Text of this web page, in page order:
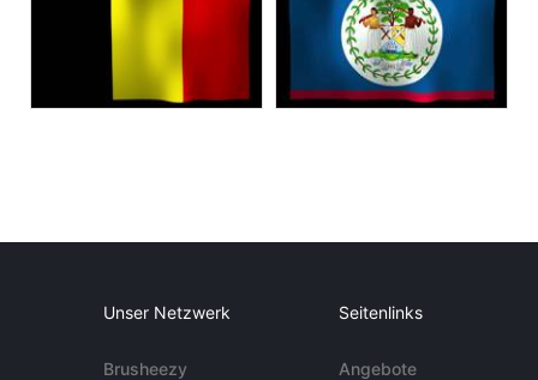
Unser Netzwerk
Brusheezy
Seitenlinks
Angebote